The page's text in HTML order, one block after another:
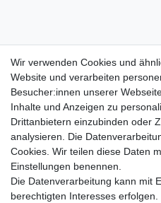
Wir verwenden Cookies und
Website und verarbeiten
Besucher:innen unserer
Inhalte und Anzeigen zu
Drittanbietern einzubinden oder
analysieren. Die
Cookies. Wir teilen diese Daten
Einstellungen benennen.
Die Datenverarbeitung kann mit
berechtigten Interesses